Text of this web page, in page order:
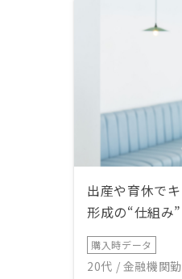
出産や育休で
形成の“仕組み
購入時データ
20代 / 金融機関